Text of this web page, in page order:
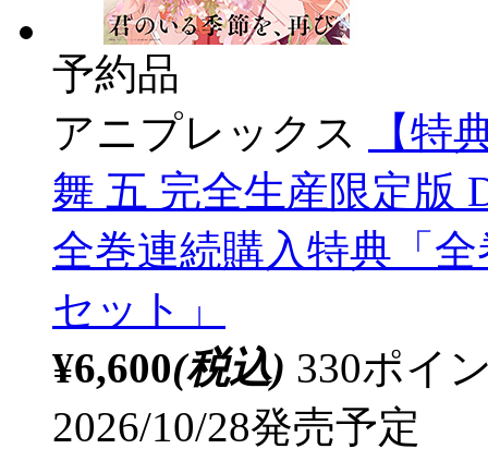
予約品
アニプレックス
【特
舞 五 完全生産限定版
全巻連続購入特典「
セット」
¥6,600(税込) 330ポイ
2026/10/28発売予定